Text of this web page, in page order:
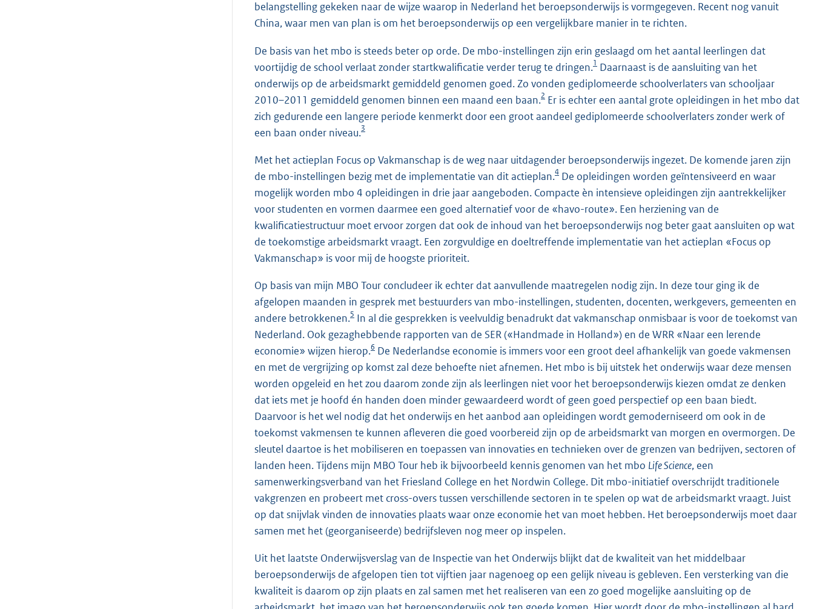
belangstelling gekeken naar de wijze waarop in Nederland het beroepsonderwijs is vormgegeven. Recent nog vanuit
China, waar men van plan is om het beroepsonderwijs op een vergelijkbare manier in te richten.
De basis van het mbo is steeds beter op orde. De mbo-instellingen zijn erin geslaagd om het aantal leerlingen dat
voortijdig de school verlaat zonder startkwalificatie verder terug te dringen.1 Daarnaast is de aansluiting van het
onderwijs op de arbeidsmarkt gemiddeld genomen goed. Zo vonden gediplomeerde schoolverlaters van schooljaar
2010–2011 gemiddeld genomen binnen een maand een baan.2 Er is echter een aantal grote opleidingen in het mbo dat
zich gedurende een langere periode kenmerkt door een groot aandeel gediplomeerde schoolverlaters zonder werk of
een baan onder niveau.3
Met het actieplan Focus op Vakmanschap is de weg naar uitdagender beroepsonderwijs ingezet. De komende jaren zijn
de mbo-instellingen bezig met de implementatie van dit actieplan.4 De opleidingen worden geïntensiveerd en waar
mogelijk worden mbo 4 opleidingen in drie jaar aangeboden. Compacte èn intensieve opleidingen zijn aantrekkelijker
voor studenten en vormen daarmee een goed alternatief voor de «havo-route». Een herziening van de
kwalificatiestructuur moet ervoor zorgen dat ook de inhoud van het beroepsonderwijs nog beter gaat aansluiten op wat
de toekomstige arbeidsmarkt vraagt. Een zorgvuldige en doeltreffende implementatie van het actieplan «Focus op
Vakmanschap» is voor mij de hoogste prioriteit.
Op basis van mijn MBO Tour concludeer ik echter dat aanvullende maatregelen nodig zijn. In deze tour ging ik de
afgelopen maanden in gesprek met bestuurders van mbo-instellingen, studenten, docenten, werkgevers, gemeenten en
andere betrokkenen.5 In al die gesprekken is veelvuldig benadrukt dat vakmanschap onmisbaar is voor de toekomst van
Nederland. Ook gezaghebbende rapporten van de SER («Handmade in Holland») en de WRR «Naar een lerende
economie» wijzen hierop.6 De Nederlandse economie is immers voor een groot deel afhankelijk van goede vakmensen
en met de vergrijzing op komst zal deze behoefte niet afnemen. Het mbo is bij uitstek het onderwijs waar deze mensen
worden opgeleid en het zou daarom zonde zijn als leerlingen niet voor het beroepsonderwijs kiezen omdat ze denken
dat iets met je hoofd én handen doen minder gewaardeerd wordt of geen goed perspectief op een baan biedt.
Daarvoor is het wel nodig dat het onderwijs en het aanbod aan opleidingen wordt gemoderniseerd om ook in de
toekomst vakmensen te kunnen afleveren die goed voorbereid zijn op de arbeidsmarkt van morgen en overmorgen. De
sleutel daartoe is het mobiliseren en toepassen van innovaties en technieken over de grenzen van bedrijven, sectoren of
landen heen. Tijdens mijn MBO Tour heb ik bijvoorbeeld kennis genomen van het mbo Life Science, een
samenwerkingsverband van het Friesland College en het Nordwin College. Dit mbo-initiatief overschrijdt traditionele
vakgrenzen en probeert met cross-overs tussen verschillende sectoren in te spelen op wat de arbeidsmarkt vraagt. Juist
op dat snijvlak vinden de innovaties plaats waar onze economie het van moet hebben. Het beroepsonderwijs moet daar
samen met het (georganiseerde) bedrijfsleven nog meer op inspelen.
Uit het laatste Onderwijsverslag van de Inspectie van het Onderwijs blijkt dat de kwaliteit van het middelbaar
beroepsonderwijs de afgelopen tien tot vijftien jaar nagenoeg op een gelijk niveau is gebleven. Een versterking van die
kwaliteit is daarom op zijn plaats en zal samen met het realiseren van een zo goed mogelijke aansluiting op de